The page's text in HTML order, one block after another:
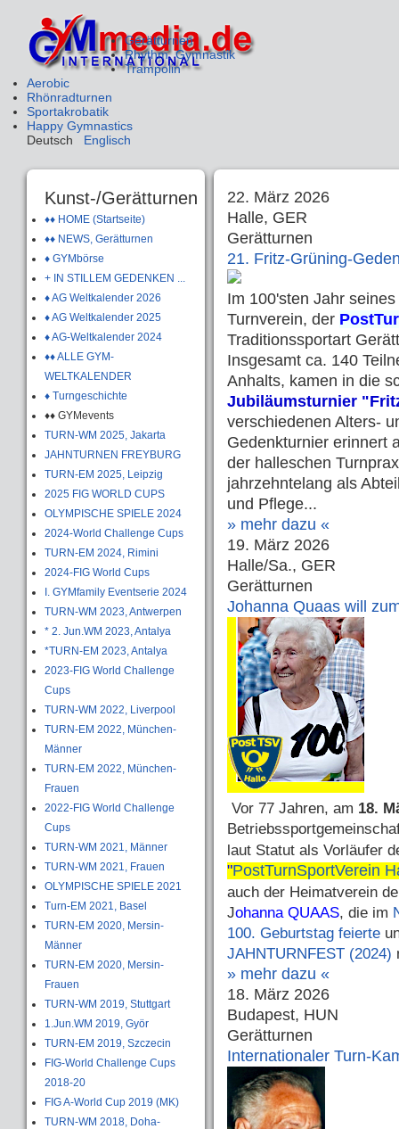
Gerätturnen
Rhythm. Gymnastik
Trampolin
Aerobic
Rhönradturnen
Sportakrobatik
Happy Gymnastics
Deutsch Englisch
Kunst-/Gerätturnen
♦♦ HOME (Startseite)
♦♦ NEWS, Gerätturnen
♦ GYMbörse
+ IN STILLEM GEDENKEN ...
♦ AG Weltkalender 2026
♦ AG Weltkalender 2025
♦ AG-Weltkalender 2024
♦♦ ALLE GYM-
WELTKALENDER
♦ Turngeschichte
♦♦ GYMevents
TURN-WM 2025, Jakarta
JAHNTURNEN FREYBURG
TURN-EM 2025, Leipzig
2025 FIG WORLD CUPS
OLYMPISCHE SPIELE 2024
2024-World Challenge Cups
TURN-EM 2024, Rimini
2024-FIG World Cups
I. GYMfamily Eventserie 2024
TURN-WM 2023, Antwerpen
* 2. Jun.WM 2023, Antalya
*TURN-EM 2023, Antalya
2023-FIG World Challenge
Cups
TURN-WM 2022, Liverpool
TURN-EM 2022, München-
Männer
TURN-EM 2022, München-
Frauen
2022-FIG World Challenge
Cups
TURN-WM 2021, Männer
TURN-WM 2021, Frauen
OLYMPISCHE SPIELE 2021
Turn-EM 2021, Basel
TURN-EM 2020, Mersin-
Männer
TURN-EM 2020, Mersin-
Frauen
TURN-WM 2019, Stuttgart
1.Jun.WM 2019, Györ
TURN-EM 2019, Szczecin
FIG-World Challenge Cups
2018-20
FIG A-World Cup 2019 (MK)
TURN-WM 2018, Doha-
22. März 2026
Halle, GER
Gerätturnen
21. Fritz-Grüning-
Im 100'sten Jahr
Turnverein, der
Traditionssportart
Insgesamt ca. 140
Anhalts, kamen in die
Jubiläumsturnier
verschiedenen Alters-
Gedenkturnier erinnert
der halleschen
jahrzehntelang als
und Pflege...
» mehr dazu «
19. März 2026
Halle/Sa., GER
Gerätturnen
Johanna Quaas will
Vor 77 Jahren, am 18.
laut Statut als Vorläufer
"PostTurnSportVerein
auch der Heimatverein
Johanna QUAAS, die im
100. Geburtstag feierte
JAHNTURNFEST (2024)
» mehr dazu «
18. März 2026
Budapest, HUN
Gerätturnen
Internationaler Turn-